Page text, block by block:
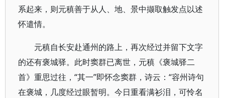
系起来，则元稹善于从人、地、景中撷取触发点以述
怀遣情。
元稹自长安赴通州的路上，再次经过并留下文字
的还有褒城驿。此时窦群已离世，元稹《褒城驿二
首》重思过往，“其一”即怀念窦群，诗云：“容州诗句
在褒城，几度经过眼暂明。今日重看满衫泪，可怜名